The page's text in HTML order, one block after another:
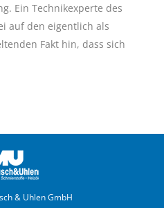
Ein Technikexperte des
auf den eigentlich als
Fakt hin, dass sich
& Uhlen GmbH